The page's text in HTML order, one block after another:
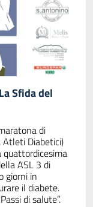
Sfida del
di
Atleti Diabetici)
quattordicesima
ASL 3 di
giorni in
il diabete.
di salute”.